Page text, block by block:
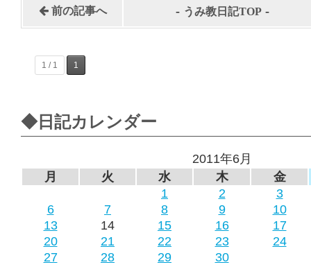
前の記事へ - うみ教日記TOP -
1 / 1 1
◆日記カレンダー
2011年6月
月
火 水 木
金
1
2
3
6
7 8 9
10
13
14 15 16
17
20
21 22 23
24
27
28 29 30